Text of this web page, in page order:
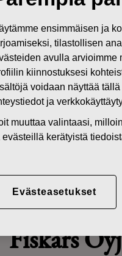
JOHDON LIIKETOIMET
12.11.2021
Fiskars
Ahlström
12.11.2021 klo 09.15 (EET)
Fiskars
ensimmäisen ja
tilastollisen
avulla arvioimme
kiinnostuksesi
voidaan näyttää
ja
muuttaa valintaasi,
evästeillä kerätyistä
Evästeasetukset